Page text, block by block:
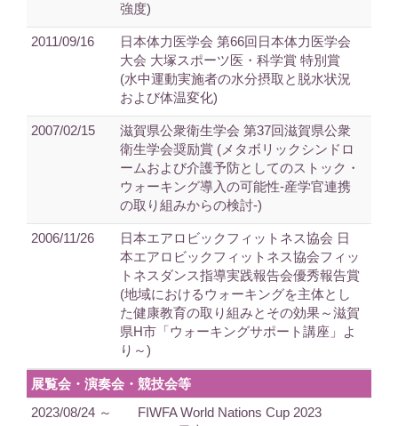
強度)
2011/09/16
日本体力医学会 第66回日本体力医学会
大会 大塚スポーツ医・科学賞 特別賞
(水中運動実施者の水分摂取と脱水状況
および体温変化)
2007/02/15
滋賀県公衆衛生学会 第37回滋賀県公衆
衛生学会奨励賞 (メタボリックシンドロ
ームおよび介護予防としてのストック・
ウォーキング導入の可能性-産学官連携
の取り組みからの検討‐)
2006/11/26
日本エアロビックフィットネス協会 日
本エアロビックフィットネス協会フィッ
トネスダンス指導実践報告会優秀報告賞
(地域におけるウォーキングを主体とし
た健康教育の取り組みとその効果～滋賀
県H市「ウォーキングサポート講座」よ
り～)
展覧会・演奏会・競技会等
2023/08/24 ～
FIWFA World Nations Cup 2023